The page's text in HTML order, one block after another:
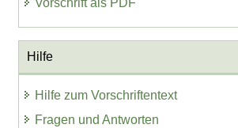
Hilfe
Hilfe zum Vorschriftentext
Fragen und Antworten